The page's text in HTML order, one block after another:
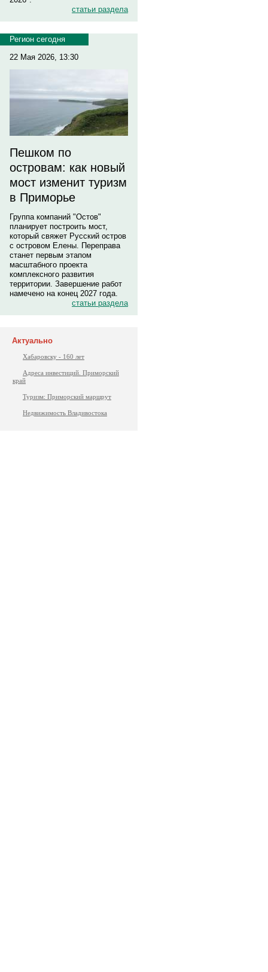
статьи раздела
Регион сегодня
22 Мая 2026, 13:30
Пешком по
островам: как новый
мост изменит туризм
в Приморье
Группа компаний "Остов"
планирует построить мост,
который свяжет Русский остров
с островом Елены. Переправа
станет первым этапом
масштабного проекта
комплексного развития
территории. Завершение работ
намечено на конец 2027 года.
статьи раздела
Актуально
Хабаровску - 160 лет
Адреса инвестиций. Приморский
край
Туризм: Приморский маршрут
Недвижимость Владивостока